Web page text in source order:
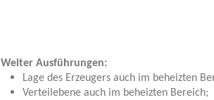
Weiter Ausführungen:
Lage des Erzeugers auch im beheizten
Verteilebene auch im beheizten Bereich;